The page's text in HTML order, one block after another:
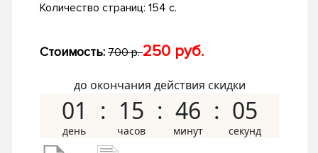
Количество страниц: 154 с.
Стоимость: 700 р.250 руб.
до окончания действия скидки
01 15 46 04